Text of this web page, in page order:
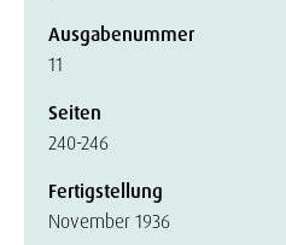
Ausgabenummer
11
Seiten
240-246
Fertigstellung
November 1936